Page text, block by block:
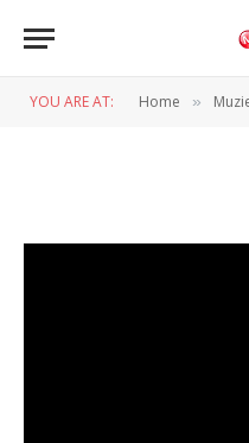
YOU ARE AT: Home »
Muziektip